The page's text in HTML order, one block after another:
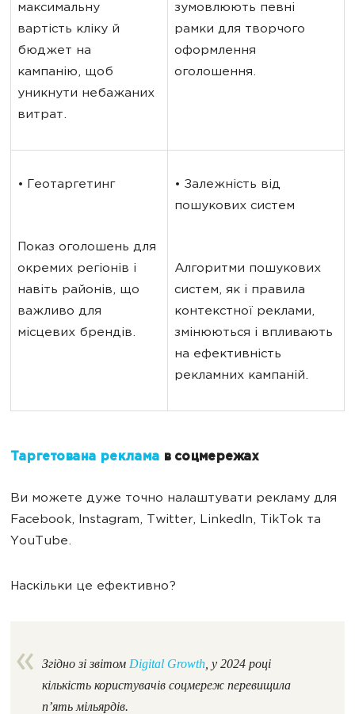
максимальну
вартість кліку й
бюджет на
кампанію, щоб
уникнути небажаних
витрат.
зумовлюють певні
рамки для творчого
оформлення
оголошення.
• Геотаргетинг
Показ оголошень для
окремих регіонів і
навіть районів, що
важливо для
місцевих брендів.
• Залежність від
пошукових систем
Алгоритми пошукових
систем, як і правила
контекстної реклами,
змінюються і впливають
на ефективність
рекламних кампаній.
Таргетована реклама в соцмережах
Ви можете дуже точно налаштувати рекламу для
Facebook, Instagram, Twitter, LinkedIn, TikTok та
YouTube.
Наскільки це ефективно?
Згідно зі звітом Digital Growth , у 2024 році
кількість користувачів соцмереж перевищила
п’ять мільярдів.